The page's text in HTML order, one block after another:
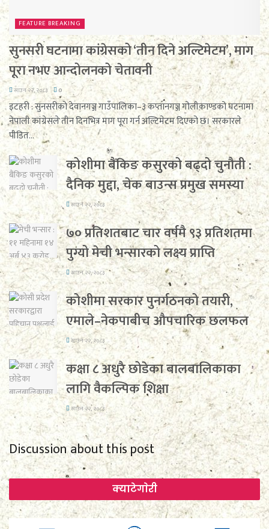
FEATURE BREAKING
सुनसरी घटनामा कांग्रेसको ‘तीन दिने अल्टिमेटम’, माग
पूरा नभए आन्दोलनको चेतावनी
साउन २२, २०८३ 0
इटहरी : सुनसरीको देवानगञ्ज गाउँपालिका–३ कप्तानगञ्ज गोलीकाण्डको घटनामा
नेपाली कांग्रेसले तीन दिनभित्र माग पूरा गर्न अल्टिमेटम दिएको छ। सरकारले
पीडित...
कोशीमा बैंकिङ कसुरको बढ्दो चुनौती :
दैनिक मुद्दा, चेक बाउन्स प्रमुख समस्या
साउन २२, २०८३
७० प्रतिशतबाट चार वर्षमै ९३ प्रतिशतमा
पुग्यो मेची भन्सारको लक्ष्य प्राप्ति
साउन २२, २०८३
कोशीमा सरकार पुनर्गठनको तयारी,
एमाले–नेकपाबीच औपचारिक छलफल
साउन २२, २०८३
कक्षा ८ अधुरै छोडेका बालबालिकाका
लागि वैकल्पिक शिक्षा
साउन २२, २०८३
Discussion about this post
क्याटेगाेरी